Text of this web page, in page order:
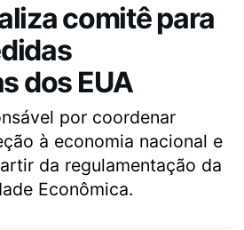
comitê para
dos EUA
por coordenar
à economia nacional e
da regulamentação da
Econômica.